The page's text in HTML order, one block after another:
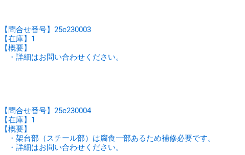
【問合せ番号】25c230003
【在庫】1
【概要】
・詳細はお問い合わせください。
【問合せ番号】25c230004
【在庫】1
【概要】
・架台部（スチール部）は腐食一部あるため補修必要です。
・詳細はお問い合わせください。